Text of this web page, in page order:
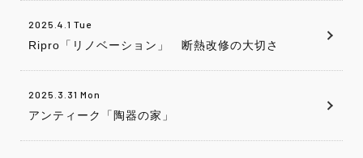
2025.4.1 Tue
Ripro「リノベーション」 断熱改修の大切さ
2025.3.31 Mon
アンティーク「陶器の家」